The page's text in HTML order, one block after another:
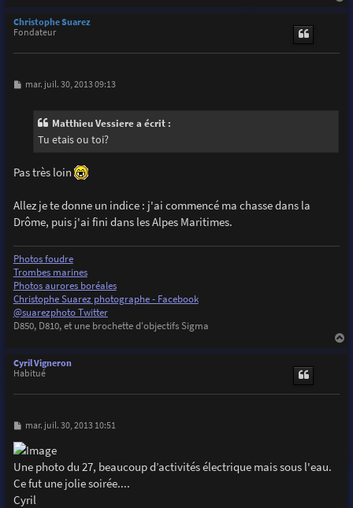
Christophe Suarez
Fondateur
M
mar. juil. 30, 2013 09:13
Matthieu Vessiere a écrit :
Tu etais ou toi?
Pas très loin
Allez je te donne un indice : j'ai commencé ma chasse dans la
Drôme, puis j'ai fini dans les Alpes Maritimes.
Photos foudre
Trombes marines
Photos aurores boréales
Christophe Suarez photographe - Facebook
@suarezphoto Twitter
D850, D810, et une brochette d'objectifs Sigma
Cyril Vigneron
Habitué
M
s
s
a
e
mar. juil. 30, 2013 10:51
Une photo du 27, beaucoup d’activités électrique mais sous l'eau.
Ce fut une jolie soirée....
Cyril